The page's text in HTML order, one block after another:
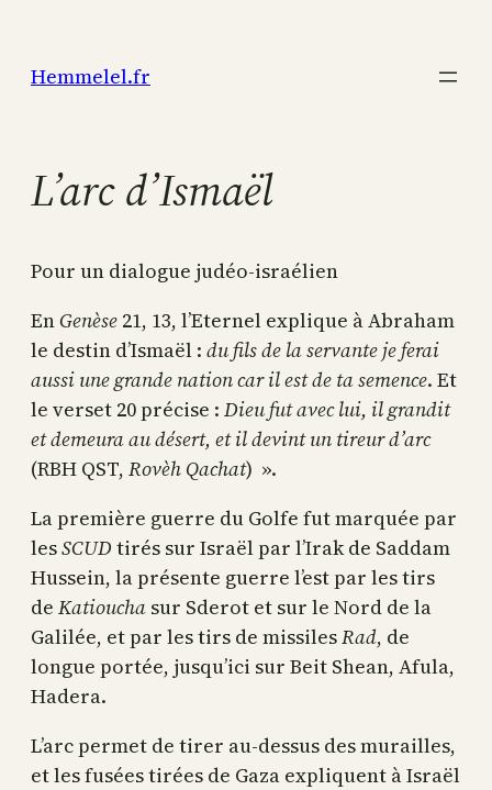
contenu
Hemmelel.fr
L’arc d’Ismaël
Pour un dialogue judéo-israélien
EnGenèse 21, 13, l’Eternel explique à Abraham
le destin d’Ismaël : du fils de la servante je ferai
aussi une grande nation car il est de ta semence. Et
le verset 20 précise : Dieu fut avec lui, il grandit
et demeura au désert, et il devint un tireur d’arc
(RBH QST, Rovèh Qachat) ».
La première guerre du Golfe fut marquée par
lesSCUD tirés sur Israël par l’Irak de Saddam
Hussein, la présente guerre l’est par les tirs
de Katioucha sur Sderot et sur le Nord de la
Galilée, et par les tirs de missilesRad, de
longue portée, jusqu’ici sur Beit Shean, Afula,
Hadera.
L’arc permet de tirer au-dessus des murailles,
et les fusées tirées de Gaza expliquent à Israël